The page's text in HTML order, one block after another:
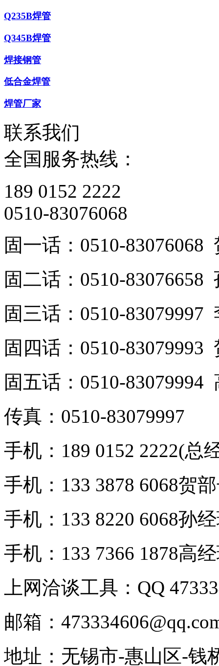
Q235B焊管
Q345B焊管
焊接钢管
低合金焊管
焊管厂家
联系我们
全国服务热线：
189 0152 2222
0510-83076068
固一话：0510-83076068
固二话：0510-83076658
固三话：0510-83079997
固四话：0510-83079993
固五话：0510-83079994
传真：0510-83079997
手机：189 0152 2222(总
手机：133 3878 6068贺
手机：133 8220 6068孙
手机：133 7366 1878高
上网洽谈工具：QQ
邮箱：
地址：无锡市-惠山区-钱